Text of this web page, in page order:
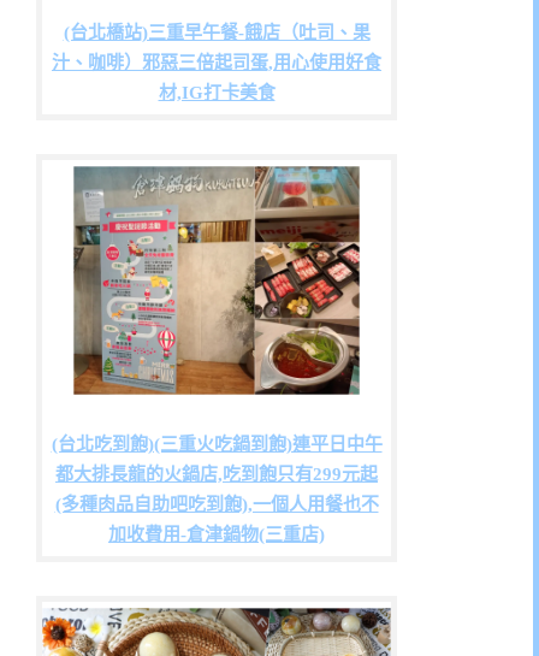
(台北橋站)三重早午餐-餓店（吐司、果
汁、咖啡）邪惡三倍起司蛋,用心使用好食
材,IG打卡美食
(台北吃到飽)(三重火吃鍋到飽)連平日中午
都大排長龍的火鍋店,吃到飽只有299元起
(多種肉品自助吧吃到飽),一個人用餐也不
加收費用-倉津鍋物(三重店)